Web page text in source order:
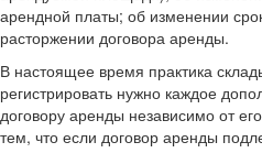
арендной платы; об изменении
расторжении договора аренды.
В настоящее время практика
регистрировать нужно каждое
договору аренды независимо от
тем, что если договор аренды